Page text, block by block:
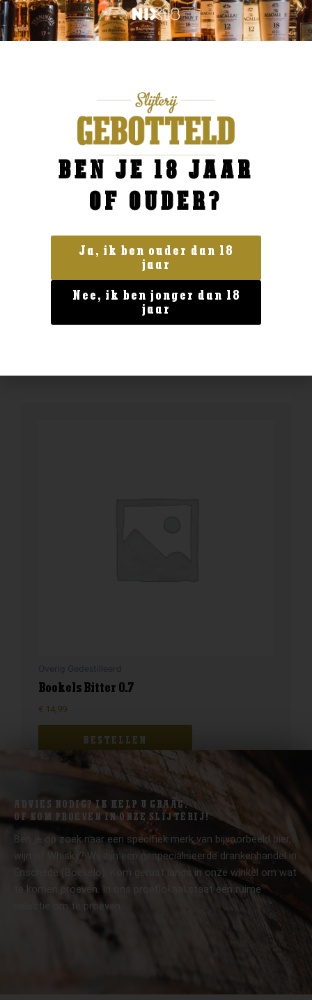
Fisk Liquorice
Bookels Bitter 0.7
€ 14,99
BESTELLEN
ADVIES NODIG? IK HELP U GRAAG.
OF KOM PROEVEN IN ONZE SLIJTERIJ!
Ben je op zoek naar een specifiek merk van bijvoorbeeld bier,
wijn of Whisky? Wij zijn een gespecialiseerde drankenhandel in
Enschede (Boekelo). Kom gerust langs in onze winkel om wat
te komen proeven. In ons proeflokaal staat een ruime
selectie om te proeven.
BEN JE 18 JAAR
OF OUDER?
Ja, ik ben ouder dan 18
jaar
Nee, ik ben jonger dan 18
jaar